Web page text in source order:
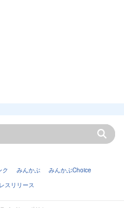
ク みんかぶ
みんかぶChoice
スリリース